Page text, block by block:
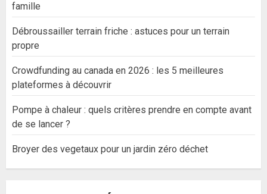
famille
Débroussailler terrain friche : astuces pour un terrain
propre
Crowdfunding au canada en 2026 : les 5 meilleures
plateformes à découvrir
Pompe à chaleur : quels critères prendre en compte avant
de se lancer ?
Broyer des vegetaux pour un jardin zéro déchet